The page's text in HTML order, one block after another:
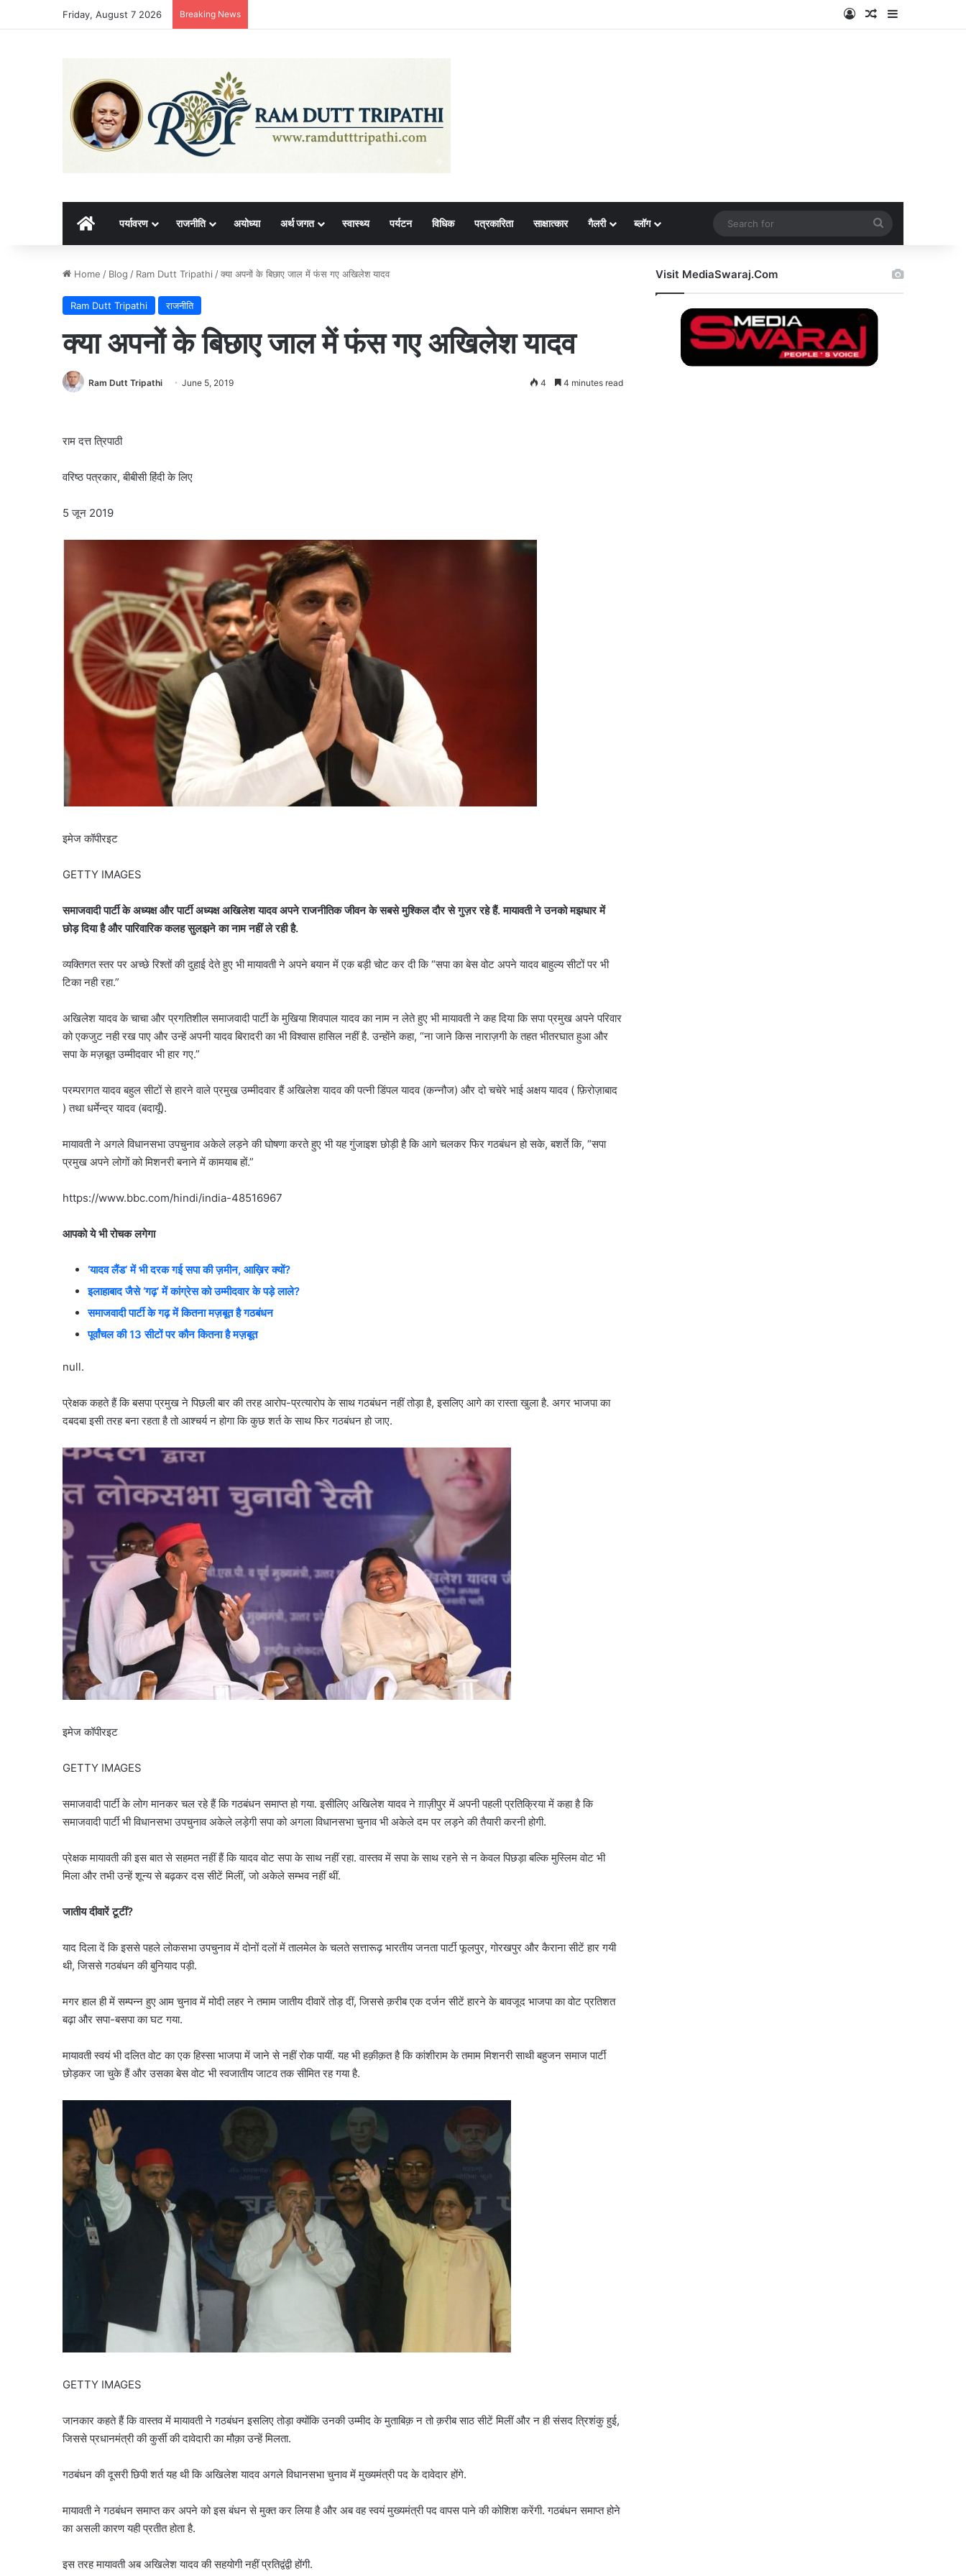
Friday, August 7 2026 Breaking News Log InRandom Article
Sidebar
होम पर्यावरण राजनीति अयोध्या अर्थ जगत स्वास्थ्य पर्यटन विधिक पत्रकारिता साक्षात्कार गैलरी ब्लॉग
for
Home / Blog / Ram Dutt Tripathi /क्या अपनों के बिछाए जाल में फंस गए अखिलेश यादव
Ram Dutt Tripathi राजनीति
क्या अपनों के बिछाए जाल में फंस गए अखिलेश यादव
Ram Dutt Tripathi June 5, 2019 4 4 minutes read
राम दत्त त्रिपाठी
वरिष्ठ पत्रकार, बीबीसी हिंदी के लिए
5 जून 2019
इमेज कॉपीरइट
GETTY IMAGES
समाजवादी पार्टी के अध्यक्ष और पार्टी अध्यक्ष अखिलेश यादव अपने राजनीतिक जीवन के सबसे मुश्किल दौर से गुज़र रहे हैं.मायावती ने उनको मझधार में
छोड़ दिया है और पारिवारिक कलह सुलझने का नाम नहीं ले रही है.
व्यक्तिगत स्तर पर अच्छे रिश्तों की दुहाई देते हुए भी मायावती ने अपने बयान में एक बड़ी चोट कर दी कि “सपा का बेस वोट अपने यादव बाहुल्य सीटों पर भी
टिका नही रहा.”
अखिलेश यादव के चाचा और प्रगतिशील समाजवादी पार्टी के मुखिया शिवपाल यादव का नाम न लेते हुए भी मायावती ने कह दिया कि सपा प्रमुख अपने परिवार
को एकजुट नही रख पाए और उन्हें अपनी यादव बिरादरी का भी विश्वास हासिल नहीं है. उन्होंने कहा, “ना जाने किस नाराज़गी के तहत भीतरघात हुआ और
सपा के मज़बूत उम्मीदवार भी हार गए.”
परम्परागत यादव बहुल सीटों से हारने वाले प्रमुख उम्मीदवार हैं अखिलेश यादव की पत्नी डिंपल यादव (कन्नौज) और दो चचेरे भाई अक्षय यादव ( फ़िरोज़ाबाद
) तथा धर्मेन्द्र यादव (बदायूँ).
मायावती ने अगले विधानसभा उपचुनाव अकेले लड़ने की घोषणा करते हुए भी यह गुंजाइश छोड़ी है कि आगे चलकर फिर गठबंधन हो सके, बशर्ते कि, “सपा
प्रमुख अपने लोगों को मिशनरी बनाने में कामयाब हों.”
https://www.bbc.com/hindi/india-48516967
आपको ये भी रोचक लगेगा
‘यादव लैंड‘में भी दरक गई सपा की ज़मीन, आख़िर क्यों?
इलाहाबाद जैसे‘गढ़’में कांग्रेस को उम्मीदवार के पड़े लाले?
समाजवादी पार्टी के गढ़ में कितना मज़बूत है गठबंधन
पूर्वांचल की13सीटों पर कौन कितना है मज़बूत
null.
प्रेक्षक कहते हैं कि बसपा प्रमुख ने पिछली बार की तरह आरोप-प्रत्यारोप के साथ गठबंधन नहीं तोड़ा है, इसलिए आगे का रास्ता खुला है. अगर भाजपा का
दबदबा इसी तरह बना रहता है तो आश्चर्य न होगा कि कुछ शर्त के साथ फिर गठबंधन हो जाए.
इमेज कॉपीरइट
GETTY IMAGES
समाजवादी पार्टी के लोग मानकर चल रहे हैं कि गठबंधन समाप्त हो गया. इसीलिए अखिलेश यादव ने ग़ाज़ीपुर में अपनी पहली प्रतिक्रिया में कहा है कि
समाजवादी पार्टी भी विधानसभा उपचुनाव अकेले लड़ेगी सपा को अगला विधानसभा चुनाव भी अकेले दम पर लड़ने की तैयारी करनी होगी.
प्रेक्षक मायावती की इस बात से सहमत नहीं हैं कि यादव वोट सपा के साथ नहीं रहा. वास्तव में सपा के साथ रहने से न केवल पिछड़ा बल्कि मुस्लिम वोट भी
मिला और तभी उन्हें शून्य से बढ़कर दस सीटें मिलीं, जो अकेले सम्भव नहीं थीं.
जातीय दीवारें टूटीं?
याद दिला दें कि इससे पहले लोकसभा उपचुनाव में दोनों दलों में तालमेल के चलते सत्तारूढ़ भारतीय जनता पार्टी फूलपुर, गोरखपुर और कैराना सीटें हार गयी
थी, जिससे गठबंधन की बुनियाद पड़ी.
मगर हाल ही में सम्पन्न हुए आम चुनाव में मोदी लहर ने तमाम जातीय दीवारें तोड़ दीं, जिससे क़रीब एक दर्जन सीटें हारने के बावजूद भाजपा का वोट प्रतिशत
बढ़ा और सपा-बसपा का घट गया.
मायावती स्वयं भी दलित वोट का एक हिस्सा भाजपा में जाने से नहीं रोक पायीं. यह भी हक़ीक़त है कि कांशीराम के तमाम मिशनरी साथी बहुजन समाज पार्टी
छोड़कर जा चुके हैं और उसका बेस वोट भी स्वजातीय जाटव तक सीमित रह गया है.
GETTY IMAGES
जानकार कहते हैं कि वास्तव में मायावती ने गठबंधन इसलिए तोड़ा क्योंकि उनकी उम्मीद के मुताबिक़ न तो क़रीब साठ सीटें मिलीं और न ही संसद त्रिशंकु हुई,
जिससे प्रधानमंत्री की कुर्सी की दावेदारी का मौक़ा उन्हें मिलता.
गठबंधन की दूसरी छिपी शर्त यह थी कि अखिलेश यादव अगले विधानसभा चुनाव में मुख्यमंत्री पद के दावेदार होंगे.
मायावती ने गठबंधन समाप्त कर अपने को इस बंधन से मुक्त कर लिया है और अब वह स्वयं मुख्यमंत्री पद वापस पाने की कोशिश करेंगी. गठबंधन समाप्त होने
का असली कारण यही प्रतीत होता है.
इस तरह मायावती अब अखिलेश यादव की सहयोगी नहीं प्रतिद्वंद्वी होंगी.
Visit MediaSwaraj.Com